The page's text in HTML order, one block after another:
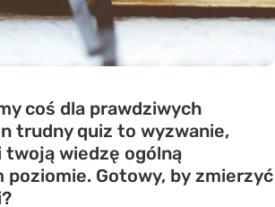
coś dla prawdziwych
trudny quiz to wyzwanie,
wiedzę ogólną
poziomie. Gotowy, by zmierzyć